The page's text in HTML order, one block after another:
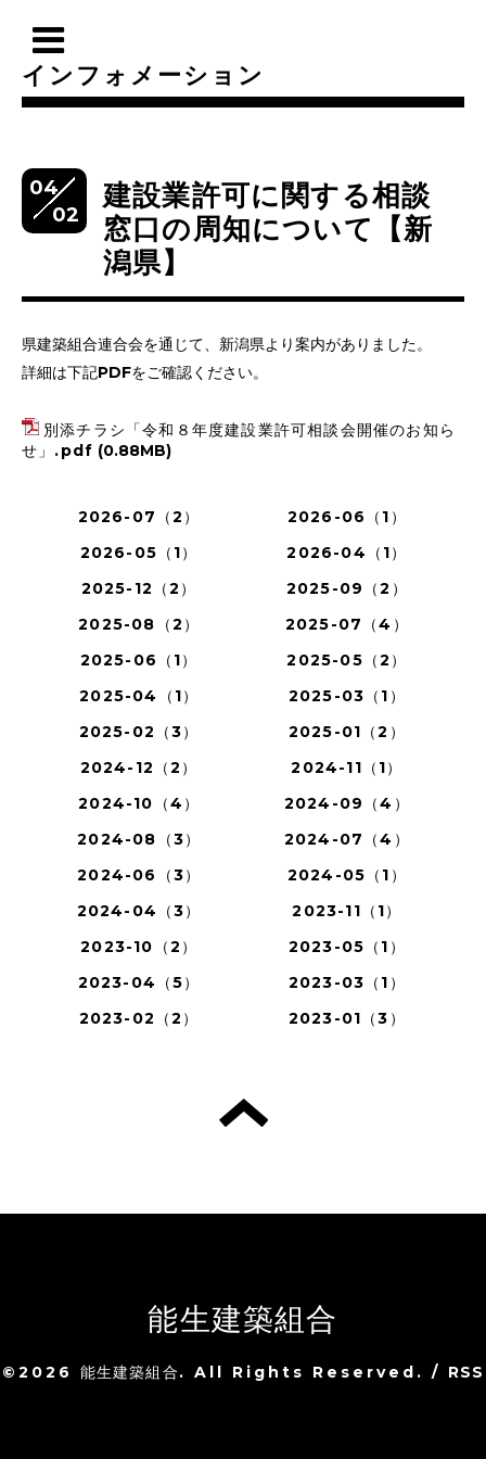
インフォメーション
04
02
建設業許可に関する相談
窓口の周知について【新
潟県】
県建築組合連合会を通じて、新潟県より案内がありました。
詳細は下記PDFをご確認ください。
別添チラシ「令和８年度建設業許可相談会開催のお知ら
せ」.pdf (0.88MB)
2026-07（2）
2026-06（1）
2026-05（1）
2026-04（1）
2025-12（2）
2025-09（2）
2025-08（2）
2025-07（4）
2025-06（1）
2025-05（2）
2025-04（1）
2025-03（1）
2025-02（3）
2025-01（2）
2024-12（2）
2024-11（1）
2024-10（4）
2024-09（4）
2024-08（3）
2024-07（4）
2024-06（3）
2024-05（1）
2024-04（3）
2023-11（1）
2023-10（2）
2023-05（1）
2023-04（5）
2023-03（1）
2023-02（2）
2023-01（3）
能生建築組合
©2026 能生建築組合. All Rights Reserved. / RSS